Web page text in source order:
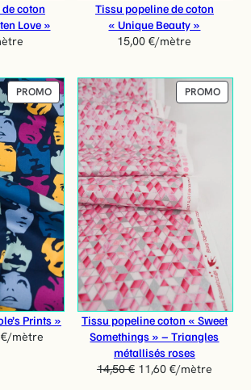
coton
Love »
Tissu popeline de coton
« Unique Beauty »
15,00€/mètre
PROMOP
R
O
D
U
I
T
E
N
P
R
O
M
O
T
Prints »
€/mètre
PROMOP
R
O
M
O
T
Tissu popeline coton « Sweet
Somethings » – Triangles
métallisés roses
14,50€ 11,60 €/mètre